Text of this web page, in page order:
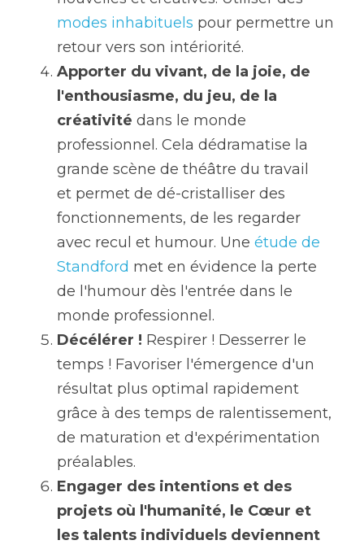
modes inhabituels pour permettre un
retour vers son intériorité.
Apporter du vivant, de la joie, de
l'enthousiasme, du jeu, de la
créativité dans le monde
professionnel. Cela dédramatise la
grande scène de théâtre du travail
et permet de dé-cristalliser des
fonctionnements, de les regarder
avec recul et humour. Une étude de
Standford met en évidence la perte
de l'humour dès l'entrée dans le
monde professionnel.
Décélérer ! Respirer ! Desserrer le
temps ! Favoriser l'émergence d'un
résultat plus optimal rapidement
grâce à des temps de ralentissement,
de maturation et d'expérimentation
préalables.
Engager des intentions et des
projets où l'humanité, le Cœur et
les talents individuels deviennent